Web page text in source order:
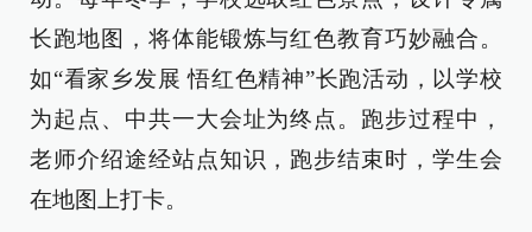
长跑地图，将体能锻炼与红色教育巧妙融合。
如“看家乡发展 悟红色精神”长跑活动，以学校
为起点、中共一大会址为终点。跑步过程中，
老师介绍途经站点知识，跑步结束时，学生会
在地图上打卡。